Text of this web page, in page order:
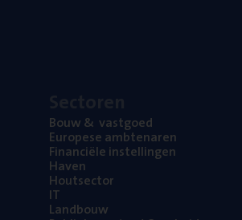
Bouw& vastgoed
Euro­pe­se ambtenaren
Finan­ci­ë­le instellingen
Haven
Hout­sec­tor
IT
Land­bouw